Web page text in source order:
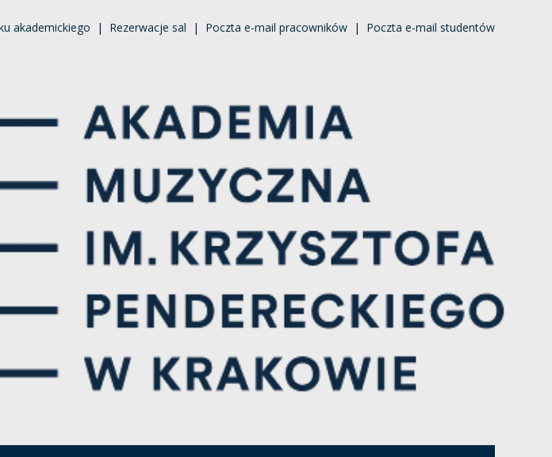
akademickiego | Rezerwacje sal | Poczta e-mail pracowników | Poczta e-mail studentów